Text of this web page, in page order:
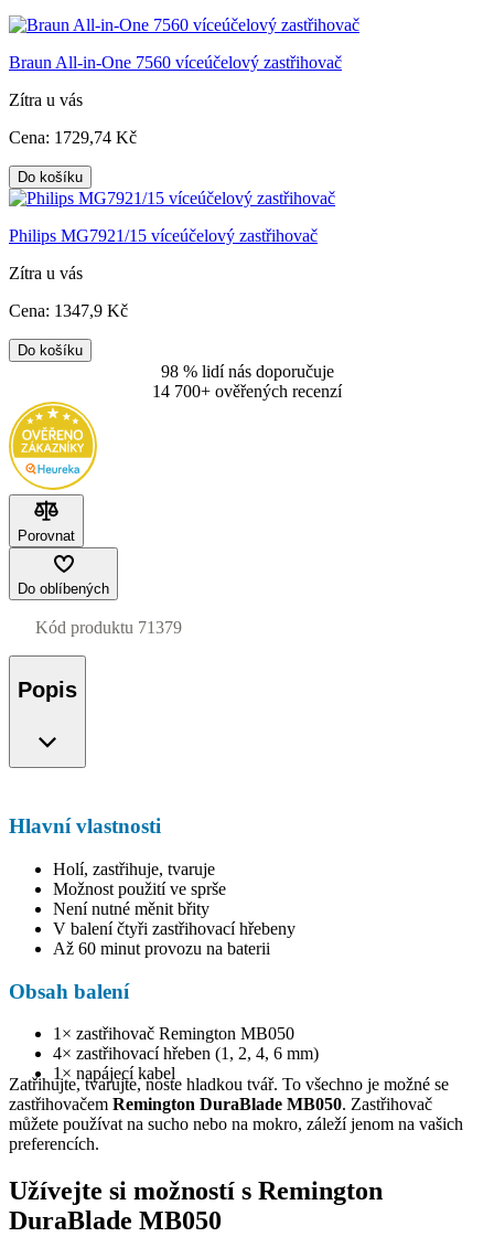
Braun All-in-One 7560 víceúčelový zastřihovač
Zítra u vás
Cena: 1729,74 Kč
Do košíku
Philips MG7921/15 víceúčelový zastřihovač
Zítra u vás
Cena: 1347,9 Kč
Do košíku
98 % lidí nás doporučuje
14 700+ ověřených recenzí
Porovnat
Do oblíbených
Kód produktu 71379
Popis
Hlavní vlastnosti
Holí, zastřihuje, tvaruje
Možnost použití ve sprše
Není nutné měnit břity
V balení čtyři zastřihovací hřebeny
Až 60 minut provozu na baterii
Obsah balení
1× zastřihovač Remington MB050
4× zastřihovací hřeben (1, 2, 4, 6 mm)
1× napájecí kabel
Zatřihujte, tvarujte, noste hladkou tvář. To všechno je možné se
zastřihovačem Remington DuraBlade MB050. Zastřihovač
můžete používat na sucho nebo na mokro, záleží jenom na vašich
preferencích.
Užívejte si možností s Remington
DuraBlade MB050